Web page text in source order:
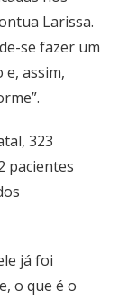
Larissa.
se fazer um
assim,
323
pacientes
já foi
o que é o